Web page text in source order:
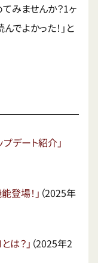
みませんか？1ヶ
でよかった！」と
デート紹介」
登場！」 （2025年
は？」 （2025年2